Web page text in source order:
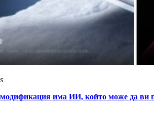
има ИИ, който може да ви